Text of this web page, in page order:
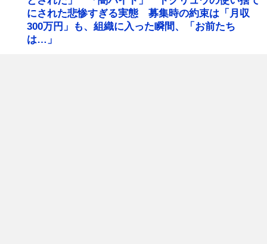
にされた悲惨すぎる実態 募集時の約束は「月収
300万円」も、組織に入った瞬間、「お前たち
は…」